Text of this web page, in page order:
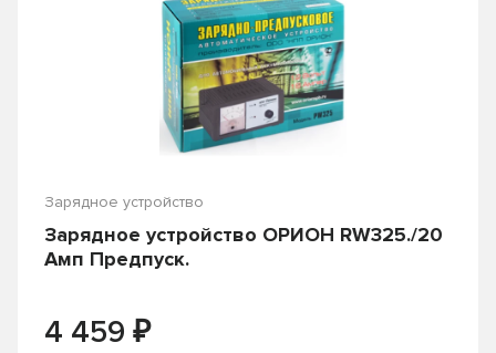
Производитель
Кедр
Страна производства
Вид товара
Стартовые провода
Зарядное устройство
Зарядное устройство ОРИОН RW325./20
Амп Предпуск.
4 459 ₽